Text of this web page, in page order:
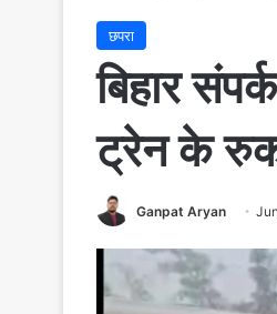
छपरा
बिहार
ट्रेन के
Ganpat Aryan